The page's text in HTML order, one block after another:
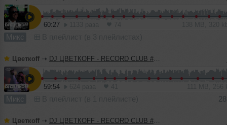
60:27
Микс
Цветкоff ➝ DJ ЦВЕТКОFF - RECORD CLUB #185 (24-04-2022)
59:54
Микс
Цветкоff ➝ DJ ЦВЕТКОFF - RECORD CLUB #184 (17-04-2022)